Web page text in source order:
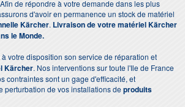
de répondre à votre demande dans les plus
d'avoir en permanence un stock de matériel
Kärcher. Livraison de votre matériel Kärcher
le Monde.
votre disposition son service de réparation et
Kärcher. Nos interventions sur toute l'Ile de France
contraintes sont un gage d'efficacité, et
perturbation de vos installations deproduits